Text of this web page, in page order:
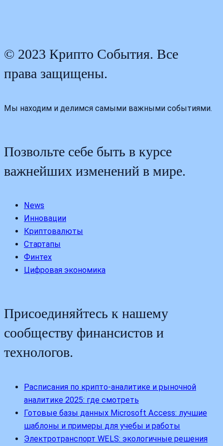
© 2023 Крипто События. Все
права защищены.
Мы находим и делимся самыми важными событиями.
Позвольте себе быть в курсе
важнейших изменений в мире.
News
Инновации
Криптовалюты
Стартапы
Финтех
Цифровая экономика
Присоединяйтесь к нашему
сообществу финансистов и
технологов.
Расписания по крипто-аналитике и рыночной
аналитике 2025: где смотреть
Готовые базы данных Microsoft Access: лучшие
шаблоны и примеры для учебы и работы
Электротранспорт WELS: экологичные решения